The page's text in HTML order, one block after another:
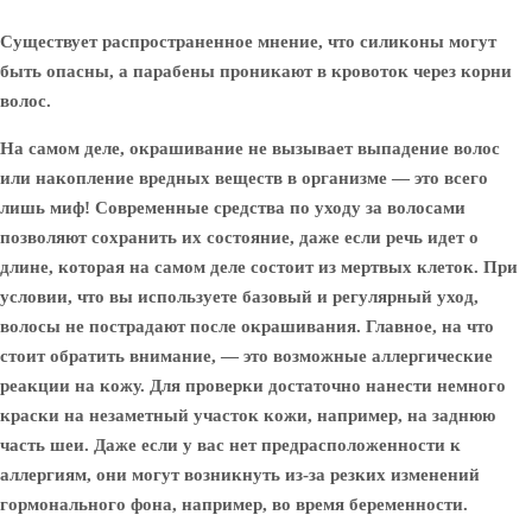
Существует распространенное мнение, что силиконы могут
быть опасны, а парабены проникают в кровоток через корни
волос.
На самом деле, окрашивание не вызывает выпадение волос
или накопление вредных веществ в организме — это всего
лишь миф! Современные средства по уходу за волосами
позволяют сохранить их состояние, даже если речь идет о
длине, которая на самом деле состоит из мертвых клеток. При
условии, что вы используете базовый и регулярный уход,
волосы не пострадают после окрашивания. Главное, на что
стоит обратить внимание, — это возможные аллергические
реакции на кожу. Для проверки достаточно нанести немного
краски на незаметный участок кожи, например, на заднюю
часть шеи. Даже если у вас нет предрасположенности к
аллергиям, они могут возникнуть из-за резких изменений
гормонального фона, например, во время беременности.